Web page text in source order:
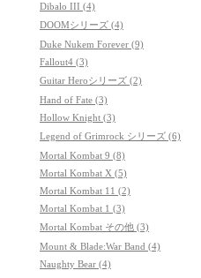
Dibalo III (4)
DOOMシリーズ (4)
Duke Nukem Forever (9)
Fallout4 (3)
Guitar Heroシリーズ (2)
Hand of Fate (3)
Hollow Knight (3)
Legend of Grimrock シリーズ (6)
Mortal Kombat 9 (8)
Mortal Kombat X (5)
Mortal Kombat 11 (2)
Mortal Kombat 1 (3)
Mortal Kombat その他 (3)
Mount & Blade:War Band (4)
Naughty Bear (4)